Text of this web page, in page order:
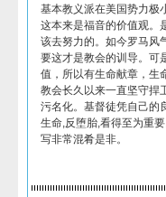
基本教义派在美国势力极
这本来是福音的价值观。
该去努力的。如今罗马风
要这才是教会的训导。可
值，所以有生命献章，生
教会长久以来一直坚守捍
污名化。基督徒凭自己的
生命,反堕胎,看得至为重
写非常混肴是非。